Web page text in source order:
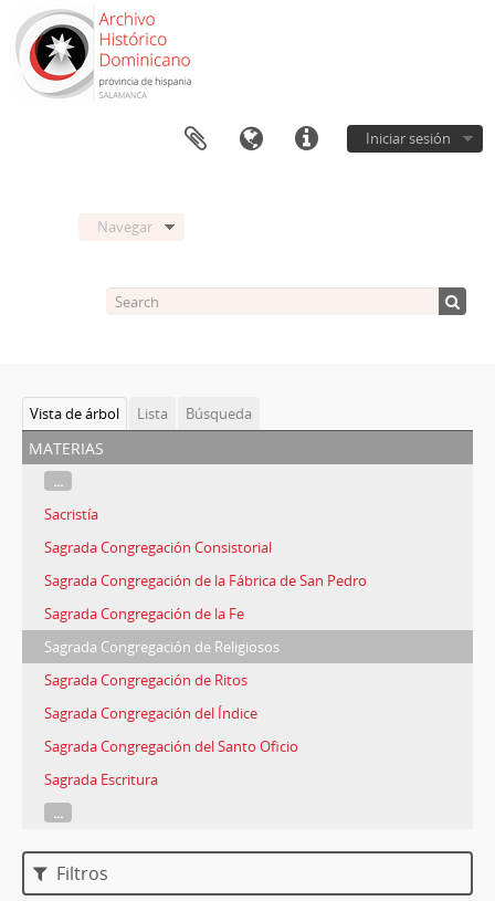
Iniciar sesión
Navegar
Vista de árbol Lista Búsqueda
materias
...
Sacristía
Sagrada Congregación Consistorial
Sagrada Congregación de la Fábrica de San Pedro
Sagrada Congregación de la Fe
Sagrada Congregación de Religiosos
Sagrada Congregación de Ritos
Sagrada Congregación del Índice
Sagrada Congregación del Santo Oficio
Sagrada Escritura
...
Filtros